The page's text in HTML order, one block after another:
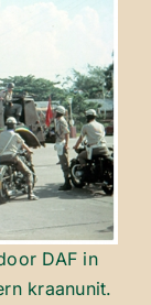
DAF in
kraanunit.